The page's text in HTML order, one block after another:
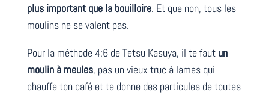
plus important que la bouilloire. Et que non, tous les
moulins ne se valent pas.
Pour la méthode 4:6 de Tetsu Kasuya, il te faut un
moulin à meules, pas un vieux truc à lames qui
chauffe ton café et te donne des particules de toutes